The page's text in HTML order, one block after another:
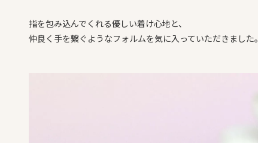
指を包み込んでくれる優しい着け心地と、
仲良く手を繋ぐようなフォルムを気に入っていただきました。